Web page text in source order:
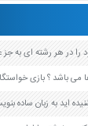
می باشد ؟ بازی